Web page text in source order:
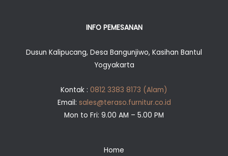
INFO PEMESANAN
Dusun Kalipucang, Desa Bangunjiwo, Kasihan Bantul
Yogyakarta
Kontak : 0812 3383 8173 (Alam)
Email: sales@teraso.furnitur.co.id
Mon to Fri: 9.00 AM – 5.00 PM
Home